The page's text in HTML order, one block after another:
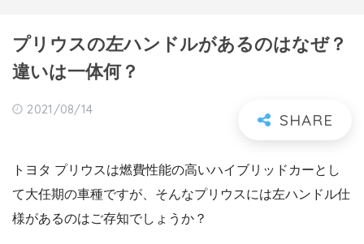
プリウスの左ハンドルがあるのはなぜ？
違いは一体何？
2021/08/14
トヨタ プリウスは燃費性能の高いハイブリッドカーとし
て大任期の車種ですが、そんなプリウスには左ハンドル仕
様があるのはご存知でしょうか？